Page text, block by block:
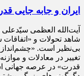
ایران و جابه جایی
آیت‌الله العظمی
شاهد تحولات و
بی‌نظیر است. «چشم‌انداز
تغییر در معادلات و
قدرت» در عرصه جهانی